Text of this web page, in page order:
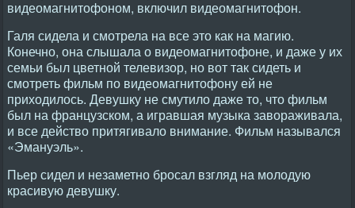
видеомагнитофоном, включил видеомагнитофон.
Галя сидела и смотрела на все это как на магию.
Конечно, она слышала о видеомагнитофоне, и даже у их
семьи был цветной телевизор, но вот так сидеть и
смотреть фильм по видеомагнитофону ей не
приходилось. Девушку не смутило даже то, что фильм
был на французском, а игравшая музыка завораживала,
и все действо притягивало внимание. Фильм назывался
«Эмануэль».
Пьер сидел и незаметно бросал взгляд на молодую
красивую девушку.